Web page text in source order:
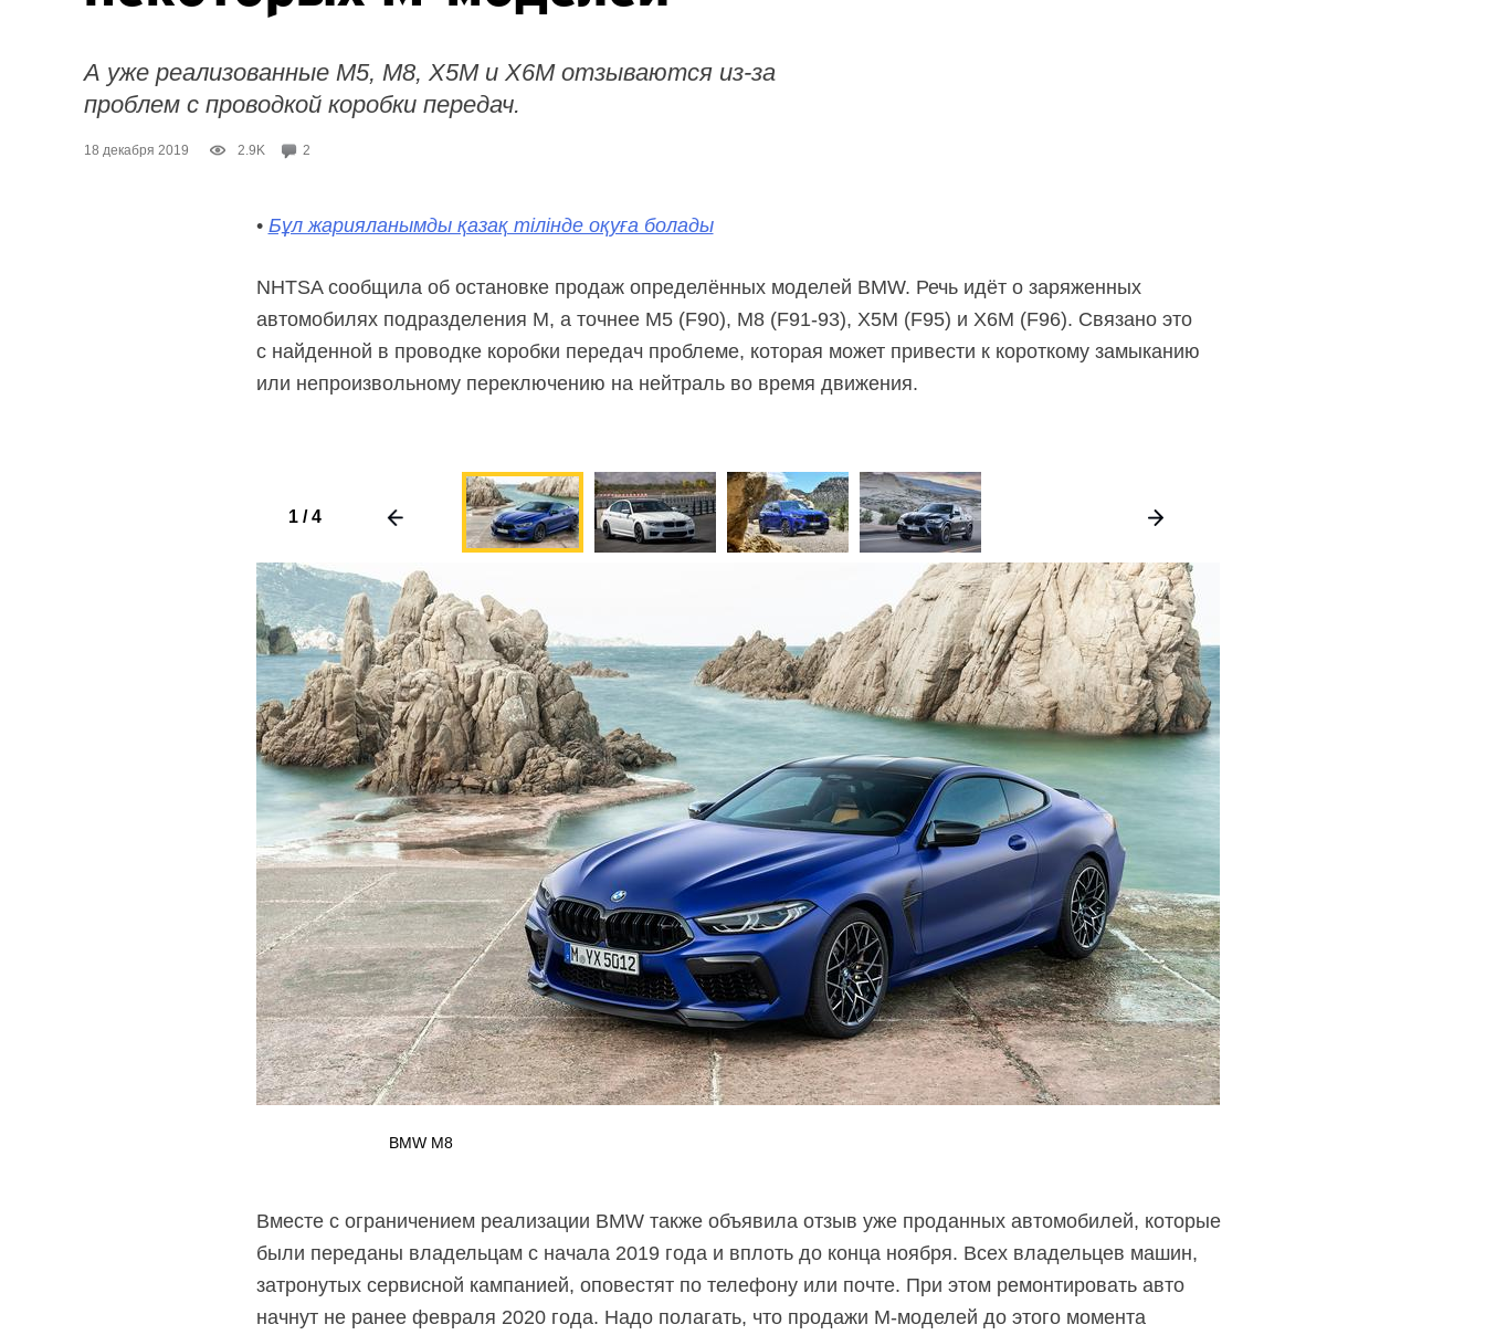
А уже реализованные M5, M8, X5M и X6M отзываются из-за
проблем с проводкой коробки передач.
18 декабря 2019 2.9K 2
• Бұл жарияланымды қазақ тілінде оқуға болады
NHTSA сообщила об остановке продаж определённых моделей BMW. Речь идёт о заряженных
автомобилях подразделения M, а точнее M5 (F90), M8 (F91-93), X5M (F95) и X6M (F96). Связано это
с найденной в проводке коробки передач проблеме, которая может привести к короткому замыканию
или непроизвольному переключению на нейтраль во время движения.
1/4
BMW M8
Вместе с ограничением реализации BMW также объявила отзыв уже проданных автомобилей, которые
были переданы владельцам с начала 2019 года и вплоть до конца ноября. Всех владельцев машин,
затронутых сервисной кампанией, оповестят по телефону или почте. При этом ремонтировать авто
начнут не ранее февраля 2020 года. Надо полагать, что продажи M-моделей до этого момента